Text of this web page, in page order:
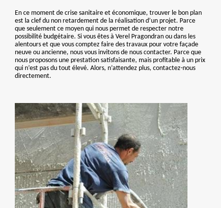
En ce moment de crise sanitaire et économique, trouver le bon plan
est la clef du non retardement de la réalisation d’un projet. Parce
que seulement ce moyen qui nous permet de respecter notre
possibilité budgétaire. Si vous êtes à Verel Pragondran ou dans les
alentours et que vous comptez faire des travaux pour votre façade
neuve ou ancienne, nous vous invitons de nous contacter. Parce que
nous proposons une prestation satisfaisante, mais profitable à un prix
qui n’est pas du tout élevé. Alors, n’attendez plus, contactez-nous
directement.